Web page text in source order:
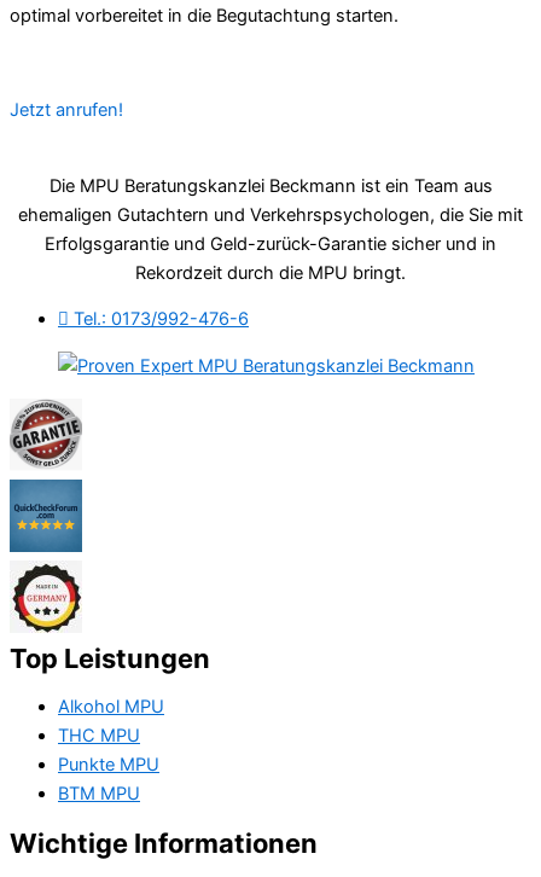
optimal vorbereitet in die Begutachtung starten.
Jetzt anrufen!
Die MPU Beratungskanzlei Beckmann ist ein Team aus
ehemaligen Gutachtern und Verkehrspsychologen, die Sie mit
Erfolgsgarantie und Geld-zurück-Garantie sicher und in
Rekordzeit durch die MPU bringt.
Tel.: 0173/992-476-6
Top Leistungen
Alkohol MPU
THC MPU
Punkte MPU
BTM MPU
Wichtige Informationen